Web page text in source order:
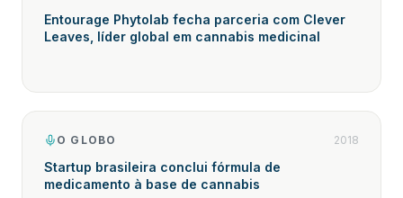
Entourage Phytolab fecha parceria com Clever
Leaves, líder global em cannabis medicinal
O GLOBO 2018
Startup brasileira conclui fórmula de
medicamento à base de cannabis